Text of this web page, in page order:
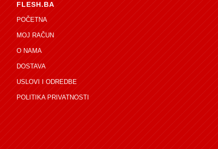
FLESH.BA
POČETNA
MOJ RAČUN
O NAMA
DOSTAVA
USLOVI I ODREDBE
POLITIKA PRIVATNOSTI